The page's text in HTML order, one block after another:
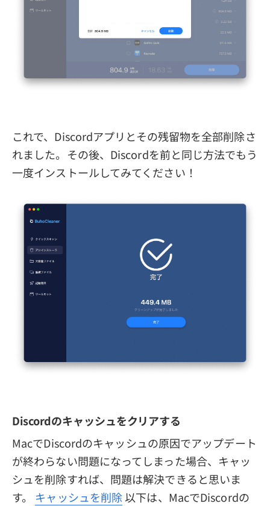
これで、Discordアプリとその残留物を全部削除さ
れました。その後、Discordを前と同じ方法でもう
一度インストールしてみてください！
Discordのキャッシュをクリアする
MacでDiscordのキャッシュの原因でアップデート
が終わらない問題になってしまった場合、キャッ
シュを削除すれば、問題は解決できると思いま
す。 キャッシュを削除以下は、MacでDiscordの